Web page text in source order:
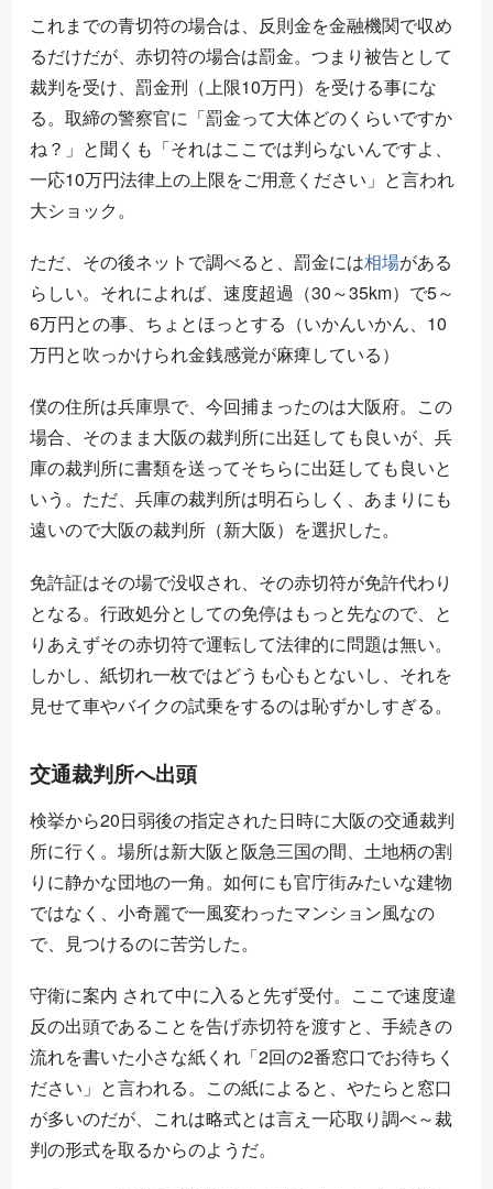
これまでの青切符の場合は、反則金を金融機関で収め
るだけだが、赤切符の場合は罰金。つまり被告として
裁判を受け、罰金刑（上限10万円）を受ける事にな
る。取締の警察官に「罰金って大体どのくらいですか
ね？」と聞くも「それはここでは判らないんですよ、
一応10万円 法 律 上の 上限
法律 上の上
限
をご用意ください」と言われ
大ショック。
ただ、その後ネットで調べると、罰金には相場がある
らしい。それによれば、速度超過（30～35km）で5～
6万円との事、ちょとほっとする（いかんいかん、10
万円と吹っかけられ金銭感覚が麻痺している）
僕の住所は兵庫県で、今回捕まったのは大阪府。この
場合、そのまま大阪の裁判所に出廷しても良いが、兵
庫の裁判所に書類を送ってそちらに出廷しても良いと
いう。ただ、兵庫の裁判所は明石らしく、あまりにも
遠いので大阪の裁判所（新大阪）を選択した。
免許証はその場で没収され、その赤切符が免許代わり
となる。行政処分としての免停はもっと先なので、と
りあえずその赤切符で運転して法律的に問題は無い。
しかし、紙切れ一枚ではどうも心もとないし、それを
見せて車やバイクの試乗をするのは恥ずかしすぎる。
交通裁判所へ出頭
検挙から20日弱後の指定された日時に大阪の交通裁判
所に行く。場所は新大阪と阪急三国の間、土地柄の割
りに静かな団地の一角。如何にも官庁街みたいな建物
ではなく、小奇麗で一風変わったマンション風なの
で、見つけるのに苦労した。
守衛に案内 されて中に入ると先ず受付。ここで速度違
反の出頭であることを告げ赤切符を渡すと、手続きの
流れを書いた小さな紙くれ「2回の2番窓口でお待ちく
ださい」と言われる。この紙によると、やたらと窓口
が多いのだが、これは略式とは言え一応取り調べ～裁
判の形式を取るからのようだ。